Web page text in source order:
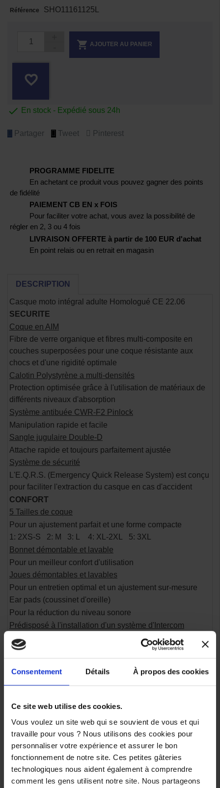
Consentement Détails À propos des cookies
Ce site web utilise des cookies.
Vous voulez un site web qui se souvient de vous et qui
travaille pour vous ? Nous utilisons des cookies pour
personnaliser votre expérience et assurer le bon
fonctionnement de notre site. Ces petites gâteries
technologiques nous aident également à comprendre
comment les gens utilisent notre site. Nous partageons
Référence SHO11161125L
 AJOUTER AU PANIER
favorite_border
 En stock - Expédié sous 24h
Partager Tweet Pinterest
PROGRAMME FIDELITE
En achetant ce produit vous pouvez gagner des points
de fidélité
PAIEMENT CB EN x FOIS
Pour faciliter votre achat, vous avez la possibilité de
régler en 2, 3 ou 4 fois
LIVRAISON OFFERTE à partir de 100 EUR d'achat
En point relais ou en retrait en magasin
DESCRIPTION
Casque moto intégral adulte Homologué CE 22.06
SECURITE
Coque en AIM
Fibre de verre organique et fibres multi-composite en
couches superposées pour une coque résistante aux
chocs et d'une rigidité optimale
Calotin Polystyrène a multi-densités
Protection optimisée grâce à l'utilisation de matériaux de
différents niveaux d'absorption
Système antibuée CWR-F2 Pinlock
Manipulation rapide et facile
Sangle jugulaire Double-D
Attache rapide et toujours parfaitement ajustée
Système de sécurité
L'E.Q.R.S. (Emergency Quick Release System) est conçu
pour faciliter l'extraction du casque en cas d'accident
CONFORT
5 Tailles de coque
Pour un ajustement parfait et une forme compacte
1: 2XS-S 2: M 3: L 4: XL-2XL 5: 3XL
Bonnet démontable et lavable
Pour un meilleur confort d'utilisation
Joues démontables et lavables
Pour un entretien optimal et un ajustement sur-mesure
Ear pads (coussinet d'oreille)
Pour la réduction du niveau sonore
Prédisposé à l'installation d'un système d'Intercom
VENTILATION
Entrées et sorties d'air multiples
6 Extracteurs d'air au niveau du front et du menton
Apport d'air frais garanti
AERODYNAMISME
Aileron intégré
Pour une performance aérodynamique optimisée
Mentonnière